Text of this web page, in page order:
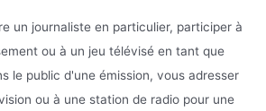
un journaliste en particulier, participer à
ou à un jeu télévisé en tant que
le public d'une émission, vous adresser
ou à une station de radio pour une